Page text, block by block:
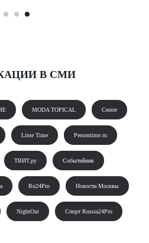
В СМИ
MODA TOPICAL Centre
Lime Time Persontime.ru
ТВИТ.ру Событийник
Ru24Pro Новости Москвы
NightOut Спорт Russia24Pro